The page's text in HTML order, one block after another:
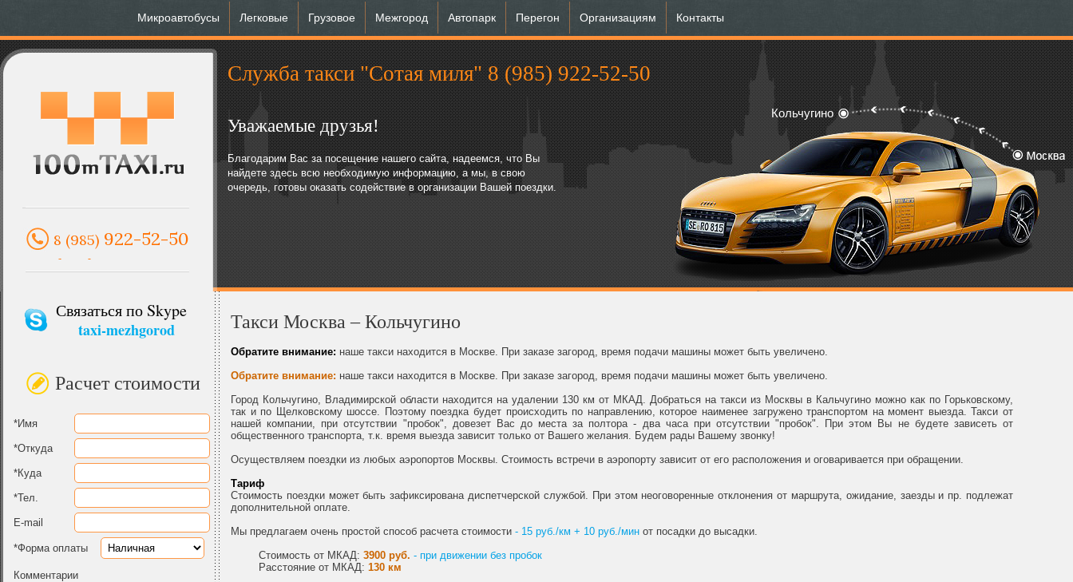
Кольчугино
Микроавтобусы Легковые Грузовое Межгород Автопарк Перегон Организациям Контакты
8 (985) 922-52-50
Связаться по Skype
taxi-mezhgorod
Служба такси "Сотая миля" 8 (985) 922‑52‑50
Уважаемые друзья!
Благодарим Вас за посещение нашего сайта, надеемся, что Вы
найдете здесь всю необходимую информацию, а мы, в свою
очередь, готовы оказать содействие в организации Вашей поездки.
Расчет стоимости
*Имя
*Откуда
*Куда
*Тел.
E-mail
*Форма оплаты
Комментарии
Такси Москва – Кольчугино
Обратите внимание: наше такси находится в Москве. При заказе загород, время подачи машины может быть увеличено.
Обратите внимание: наше такси находится в Москве. При заказе загород, время подачи машины может быть увеличено.
Город Кольчугино, Владимирской области находится на удалении 130 км от МКАД. Добраться на такси из Москвы в Кальчугино можно как по Горьковскому,
так и по Щелковскому шоссе. Поэтому поездка будет происходить по направлению, которое наименее загружено транспортом на момент выезда. Такси от
нашей компании, при отсутствии "пробок", довезет Вас до места за полтора - два часа при отсутствии "пробок". При этом Вы не будете зависеть от
общественного транспорта, т.к. время выезда зависит только от Вашего желания. Будем рады Вашему звонку!
Осуществляем поездки из любых аэропортов Москвы. Стоимость встречи в аэропорту зависит от его расположения и оговаривается при обращении.
Тариф
Стоимость поездки может быть зафиксирована диспетчерской службой. При этом неоговоренные отклонения от маршрута, ожидание, заезды и пр. подлежат
дополнительной оплате.
Мы предлагаем очень простой способ расчета стоимости - 15 руб./км + 10 руб./мин от посадки до высадки.
Стоимость от МКАД: 3900 руб. - при движении без пробок
Расстояние от МКАД: 130 км